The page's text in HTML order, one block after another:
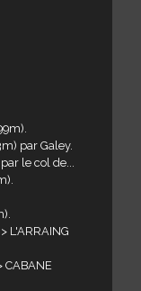
par Galey.
le col de...
L'ARRAING
CABANE